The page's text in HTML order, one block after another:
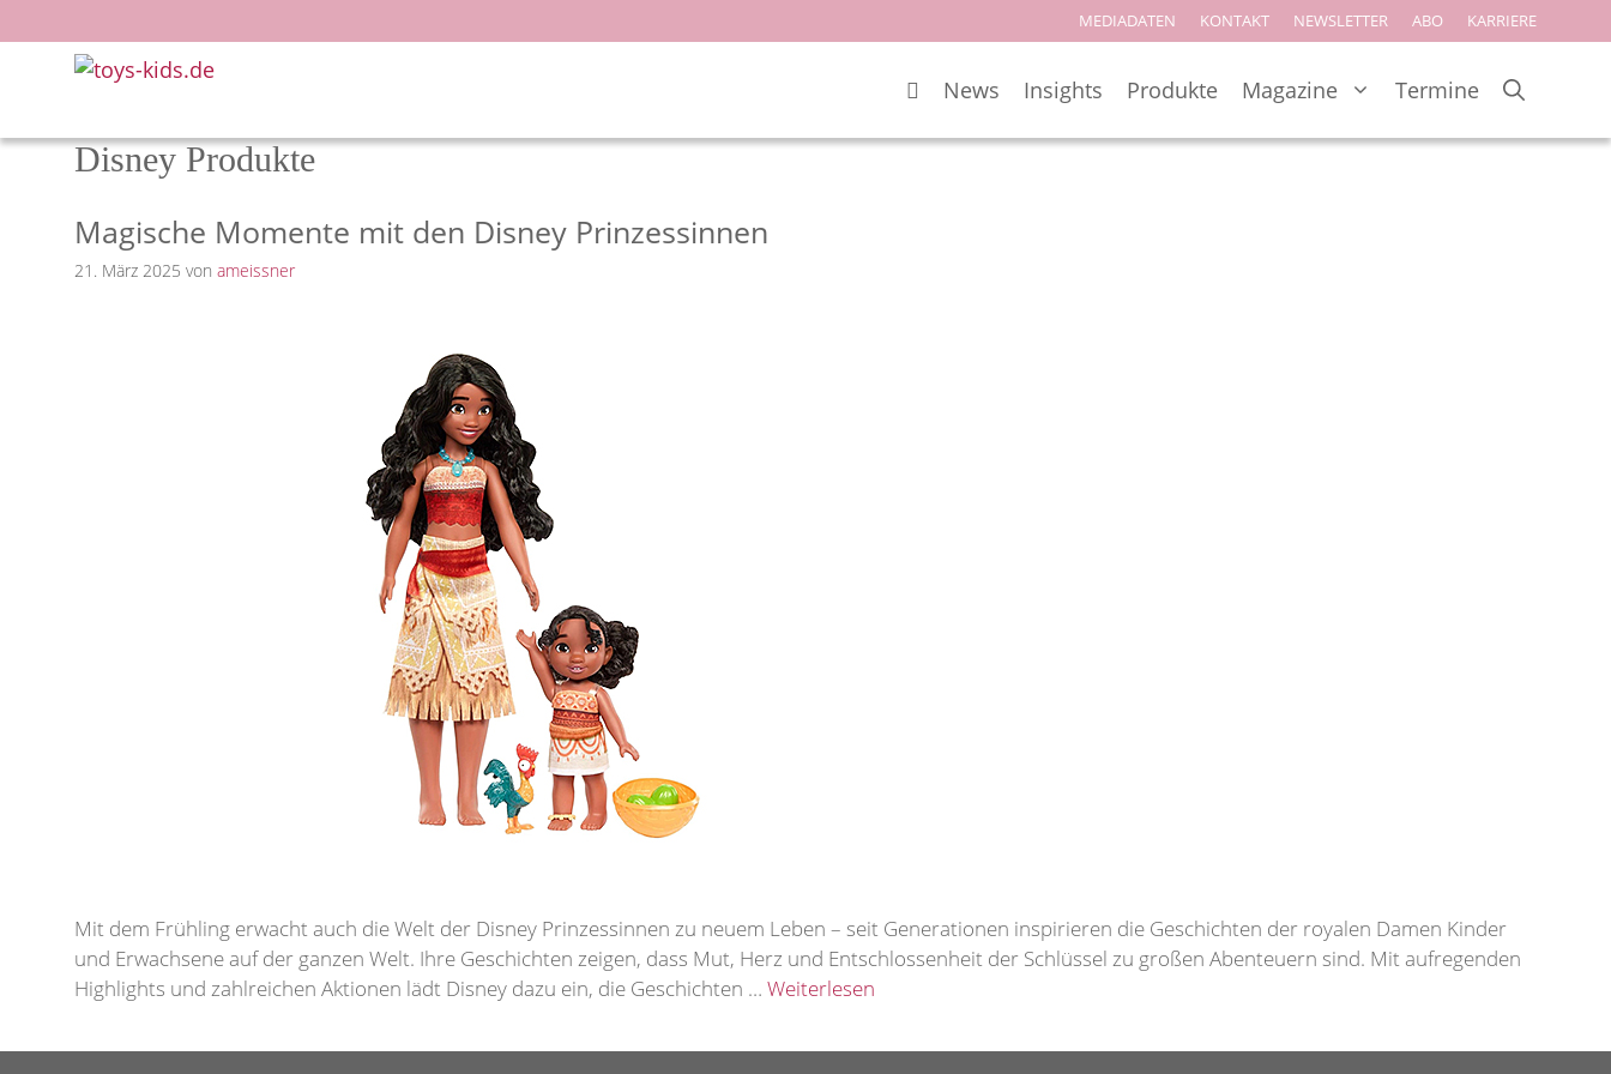
Inhalt
springen
MEDIADATEN KONTAKT NEWSLETTER ABO KARRIERE
News Insights Produkte Magazine Termine
Disney Produkte
Magische Momente mit den Disney Prinzessinnen
21. März 2025 von ameissner
Mit dem Frühling erwacht auch die Welt der Disney Prinzessinnen zu neuem Leben – seit Generationen inspirieren die Geschichten der royalen Damen Kinder
und Erwachsene auf der ganzen Welt. Ihre Geschichten zeigen, dass Mut, Herz und Entschlossenheit der Schlüssel zu großen Abenteuern sind. Mit aufregenden
Highlights und zahlreichen Aktionen lädt Disney dazu ein, die Geschichten … Weiterlesen